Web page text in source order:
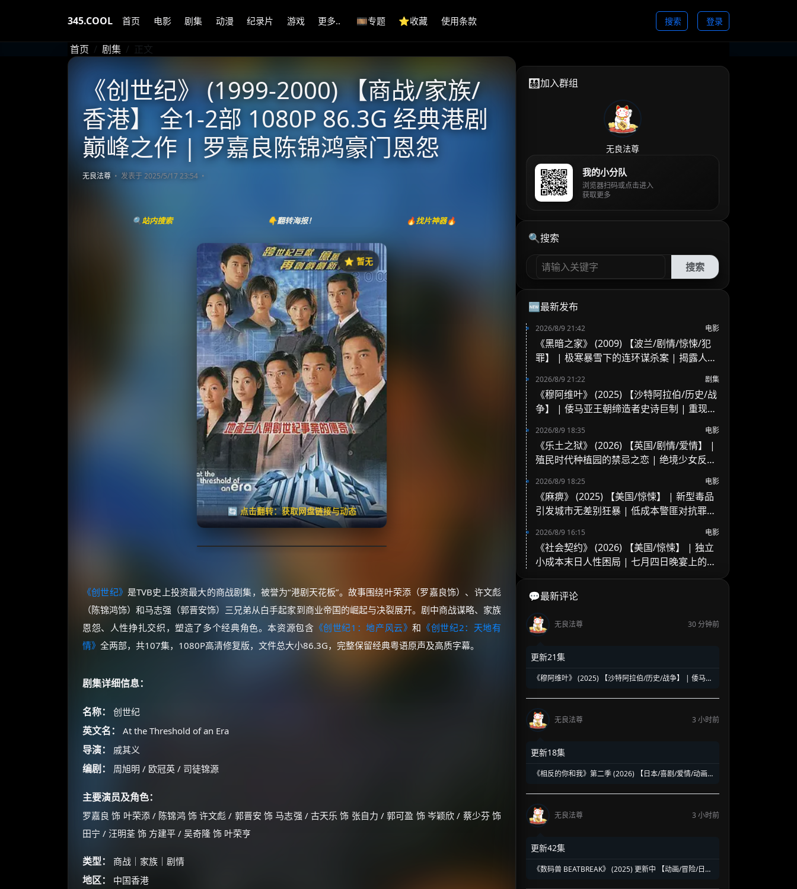
345.COOL 首页 电影 剧集 动漫 纪录片 游戏 更多.. 🎞️专题 ⭐️收藏 使用条款 搜索 登录
首页 剧集 正文
《创世纪》 (1999-2000) 【商战/家族/
香港】 全1-2部 1080P 86.3G 经典港剧
巅峰之作 | 罗嘉良陈锦鸿豪门恩怨
无良法尊 发表于 2025/5/17 23:54
🔍站内搜索 👇翻转海报！ 🔥找片神器🔥
⭐️ 暂无
🔄 点击翻转：获取网盘链接与动态
《创世纪》
⭐
收藏
⭐️ 评分：暂无 | 🎬 2018年
✅ 已完结
夸克网盘
失效请反馈
🧧️
天天领红包
《创世纪》 是TVB史上投资最大的商战剧集，被誉为“港剧天花板”。故事围绕叶荣添（罗嘉良饰）、许文彪
（陈锦鸿饰）和马志强（郭晋安饰）三兄弟从白手起家到商业帝国的崛起与决裂展开。剧中商战谋略、家族
恩怨、人性挣扎交织，塑造了多个经典角色。本资源包含 《创世纪1：地产风云》和 《创世纪2：天地有
情》 全两部，共107集，1080P高清修复版，文件总大小86.3G，完整保留经典粤语原声及高质字幕。
剧集详细信息：
名称： 创世纪
英文名： At the Threshold of an Era
导演： 戚其义
编剧： 周旭明 / 欧冠英 / 司徒锦源
主要演员及角色：
罗嘉良 饰 叶荣添 / 陈锦鸿 饰 许文彪 / 郭晋安 饰 马志强 / 古天乐 饰 张自力 / 郭可盈 饰 岑颖欣 / 蔡少芬 饰
田宁 / 汪明荃 饰 方建平 / 吴奇隆 饰 叶荣亨
类型： 商战｜家族｜剧情
地区： 中国香港
👨‍👩‍👧‍👦加入群组
无良法尊
我的小分队
浏览器扫码或点击进入
获取更多
🔍搜索
搜索
🆕最新发布
2026/8/9 21:42 电影
《黑暗之家》 (2009) 【波兰/剧情/惊悚/犯
罪】 | 极寒暴雪下的连环谋杀案 | 揭露人性
2026/8/9 21:22 剧集
《穆阿维叶》 (2025) 【沙特阿拉伯/历史/战
争】 | 倭马亚王朝缔造者史诗巨制 | 重现伊
2026/8/9 18:35 电影
《乐土之狱》 (2026) 【英国/剧情/爱情】 |
殖民时代种植园的禁忌之恋 | 绝境少女反抗
2026/8/9 18:25 电影
《麻痹》 (2025) 【美国/惊悚】 | 新型毒品
引发城市无差别狂暴 | 低成本警匪对抗罪恶
2026/8/9 16:15 电影
《社会契约》 (2026) 【美国/惊悚】 | 独立
小成本末日人性困局 | 七月四日晚宴上的生
💬最新评论
无良法尊 30 分钟前
更新21集
《穆阿维叶》 (2025) 【沙特阿拉伯/历史/战争】 | 倭马亚
无良法尊 3 小时前
更新18集
《相反的你和我》第二季 (2026) 【日本/喜剧/爱情/动画】
番
无良法尊
3 小时前
更新42集
《数码兽 BEATBREAK》 (2025) 更新中 【动画/冒险/日